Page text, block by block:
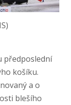
předposlední
košíku.
a o
blešího